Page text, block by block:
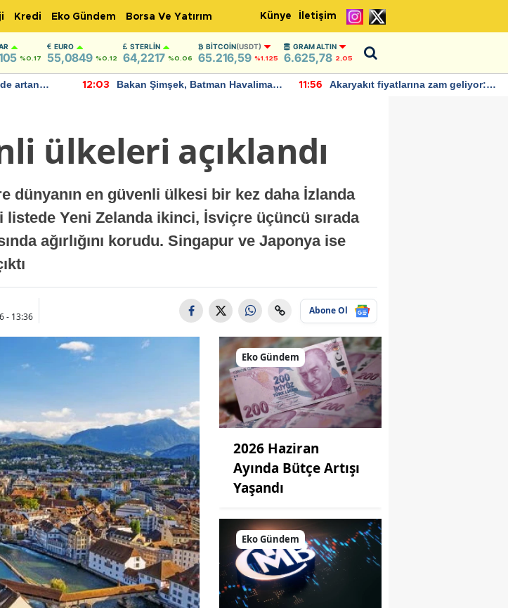
Kredi Eko Gündem Borsa Ve Yatırım Künye İletişim
%0.17
EURO
55,0849 %0.12
STERLIN
64,2217 %0.06
BITCOIN(USDT)
65.216,59 %1.125
GRAM ALTIN
6.625,78 2,05
artan
12:03
Bakan Şimşek, Batman Havalimanı
11:56
Akaryakıt fiyatlarına zam geliyor:
ülkeleri açıklandı
dünyanın en güvenli ülkesi bir kez daha İzlanda
Yeni Zelanda ikinci, İsviçre üçüncü sırada
ağırlığını korudu. Singapur ve Japonya ise
- 13:36
Abone Ol
Eko Gündem
2026 Haziran
Ayında Bütçe Artışı
Yaşandı
Eko Gündem